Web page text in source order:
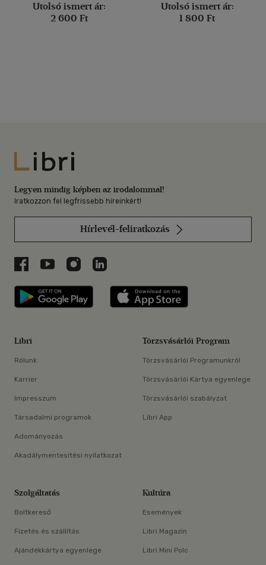
Utolsó ismert ár:
2 600 Ft
Utolsó ismert ár:
1 800 Ft
Libri
Legyen mindig képben az irodalommal!
Iratkozzon fel legfrissebb híreinkért!
Hírlevél-feliratkozás
Libri a Facebookon
Libri a Youtube-on
Libri az Instagramon
Libri a LinkedInen
Libri applikáció Szerezd meg: Google
Libri
Rólunk
Karrier
Impresszum
Társadalmi programok
Adományozás
Akadálymentesítési nyilatkozat
Törzsvásárlói Program
Törzsvásárlói Programunkról
Törzsvásárlói Kártya egyenlege
Törzsvásárlói szabályzat
Libri App
Szolgáltatás
Boltkereső
Fizetés és szállítás
Ajándékkártya egyenlege
Kultúra
Események
Libri Magazin
Libri Mini Polc